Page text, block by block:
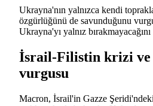
Ukrayna'nın yalnızca kendi
özgürlüğünü de savunduğunu
Ukrayna'yı yalnız bırakmayacağını
İsrail-Filistin krizi ve
vurgusu
Macron, İsrail'in Gazze Şeridi'ndeki